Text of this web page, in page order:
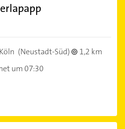
(Neustadt-Süd)
1,2 km
um 07:30